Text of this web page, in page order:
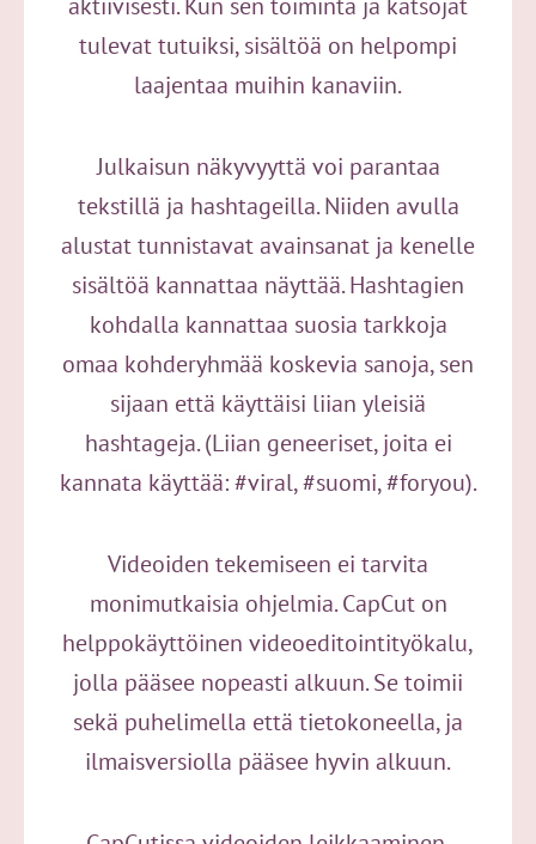
tulevat tutuiksi, sisältöä on helpompi
laajentaa muihin kanaviin.
Julkaisun näkyvyyttä voi parantaa
tekstillä ja hashtageilla. Niiden avulla
alustat tunnistavat avainsanat ja kenelle
sisältöä kannattaa näyttää. Hashtagien
kohdalla kannattaa suosia tarkkoja
omaa kohderyhmää koskevia sanoja, sen
sijaan että käyttäisi liian yleisiä
hashtageja. (Liian geneeriset, joita ei
kannata käyttää: #viral, #suomi, #foryou).
Videoiden tekemiseen ei tarvita
monimutkaisia ohjelmia. CapCut on
helppokäyttöinen videoeditointityökalu,
jolla pääsee nopeasti alkuun. Se toimii
sekä puhelimella että tietokoneella, ja
ilmaisversiolla pääsee hyvin alkuun.